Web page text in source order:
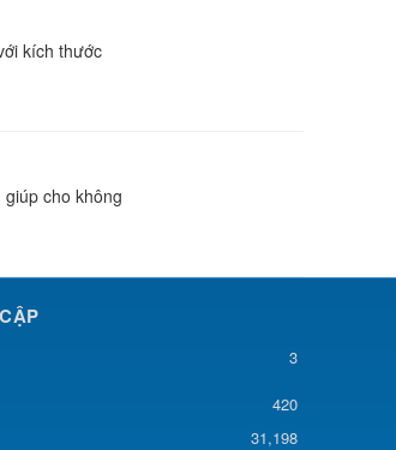
kích thước
cho không
3
420
31,198